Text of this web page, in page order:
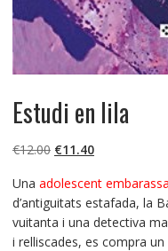
Estudi en lila
€12.00 El
original
era:
€12.00.
€11.40El
actual
es:
€11.40.
Una adolescent
d’antiguitats estafada, la
vuitanta i una detectiva
i relliscades, es compra un